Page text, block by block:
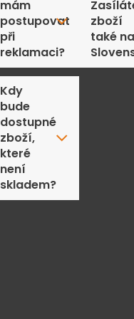
mám
postupovat
při
reklamaci?
Kdy
bude
dostupné
zboží,
které
není
skladem?
zboží
také na